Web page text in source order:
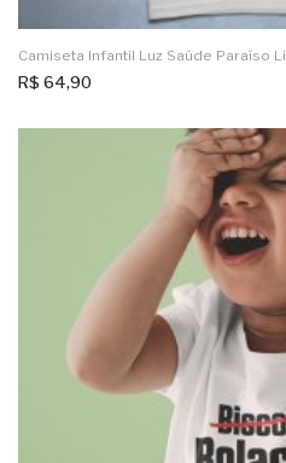
Camiseta Infantil Luz Saúde Paraíso
R$ 64,90